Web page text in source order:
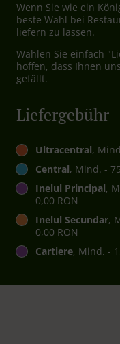
Wenn Sie wie ein
beste Wahl bei
liefern zu lassen.
Wählen Sie einfach
hoffen, dass Ihnen
gefällt.
Liefergebühr
Ultracentral,
Central, Mind. -
Inelul Principal,
0,00 RON
Inelul Secundar,
0,00 RON
Cartiere, Mind. -